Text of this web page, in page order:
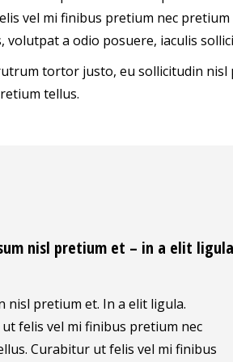
vel mi finibus pretium nec
volutpat a odio posuere, iaculis
tortor justo, eu sollicitudin
tellus.
nisl pretium et – in a elit ligula
nisl pretium et. In a elit ligula.
felis vel mi finibus pretium nec
Curabitur ut felis vel mi finibus